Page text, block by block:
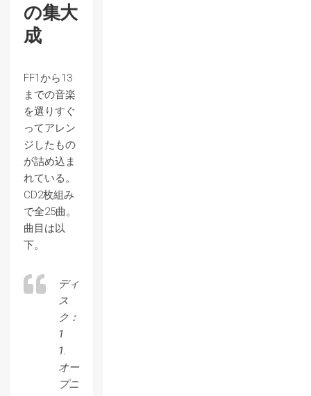
の集大
成
FF1から13
までの音楽
を選りすぐ
ってアレン
ジしたもの
が詰め込ま
れている。
CD2枚組み
で全25曲。
曲目は以
下。
ディ
ス
ク：
1
1.
オー
プニ